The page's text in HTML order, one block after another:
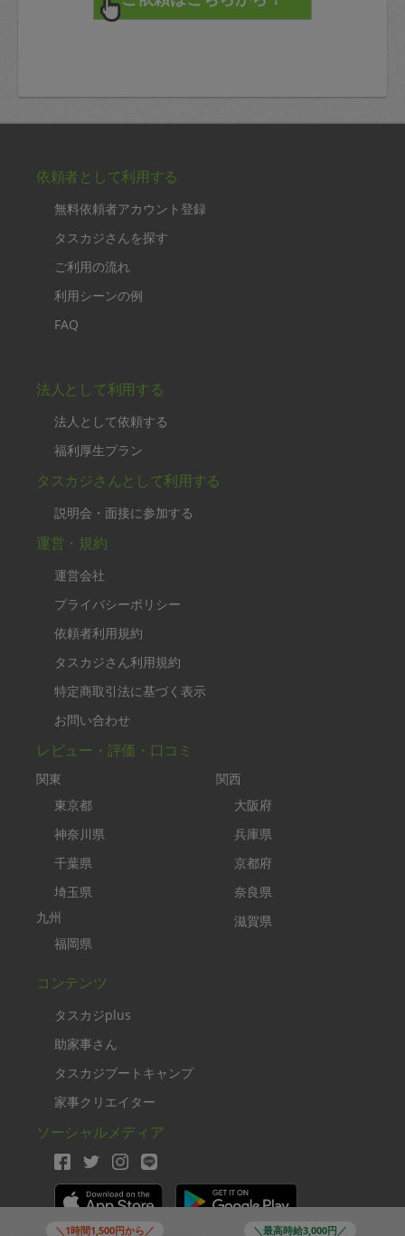
＼1時間1,500円から／ ＼最高時給3,000円／
依頼者として利用する
無料依頼者アカウント登録
タスカジさんを探す
ご利用の流れ
利用シーンの例
FAQ
法人として利用する
法人として依頼する
福利厚生プラン
タスカジさんとして利用する
説明会・面接に参加する
運営・規約
運営会社
プライバシーポリシー
依頼者利用規約
タスカジさん利用規約
特定商取引法に基づく表示
お問い合わせ
レビュー・評価・口コミ
関東
東京都
神奈川県
千葉県
埼玉県
九州
福岡県
関西
大阪府
兵庫県
京都府
奈良県
滋賀県
コンテンツ
タスカジplus
助家事さん
タスカジブートキャンプ
家事クリエイター
ソーシャルメディア